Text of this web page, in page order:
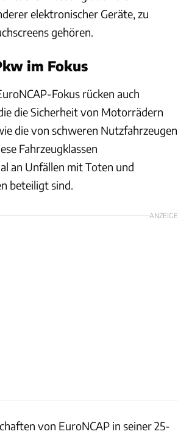
elektronischer Geräte, zu
gehören.
im Fokus
Fokus rücken auch
die Sicherheit von Motorrädern
die von schweren Nutzfahrzeugen
Fahrzeugklassen
an Unfällen mit Toten und
beteiligt sind.
ANZEIGE
von EuroNCAP in seiner 25-